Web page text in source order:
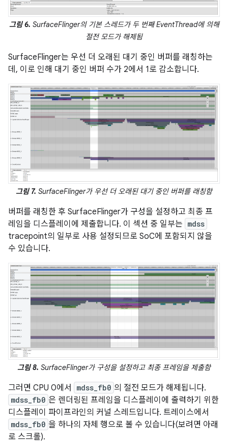
그림 6. SurfaceFlinger의 기본 스레드가 두 번째 EventThread에 의해
절전 모드가 해제됨
SurfaceFlinger는 우선 더 오래된 대기 중인 버퍼를 래칭하는
데, 이로 인해 대기 중인 버퍼 수가 2에서 1로 감소합니다.
그림 7. SurfaceFlinger가 우선 더 오래된 대기 중인 버퍼를 래칭함
버퍼를 래칭한 후 SurfaceFlinger가 구성을 설정하고 최종 프
레임을 디스플레이에 제출합니다. 이 섹션 중 일부는 mdss
tracepoint의 일부로 사용 설정되므로 SoC에 포함되지 않을
수 있습니다.
그림 8. SurfaceFlinger가 구성을 설정하고 최종 프레임을 제출함
그러면 CPU 0에서 mdss_fb0 의 절전 모드가 해제됩니다.
mdss_fb0 은 렌더링된 프레임을 디스플레이에 출력하기 위한
디스플레이 파이프라인의 커널 스레드입니다. 트레이스에서
mdss_fb0 을 하나의 자체 행으로 볼 수 있습니다(보려면 아래
로 스크롤).